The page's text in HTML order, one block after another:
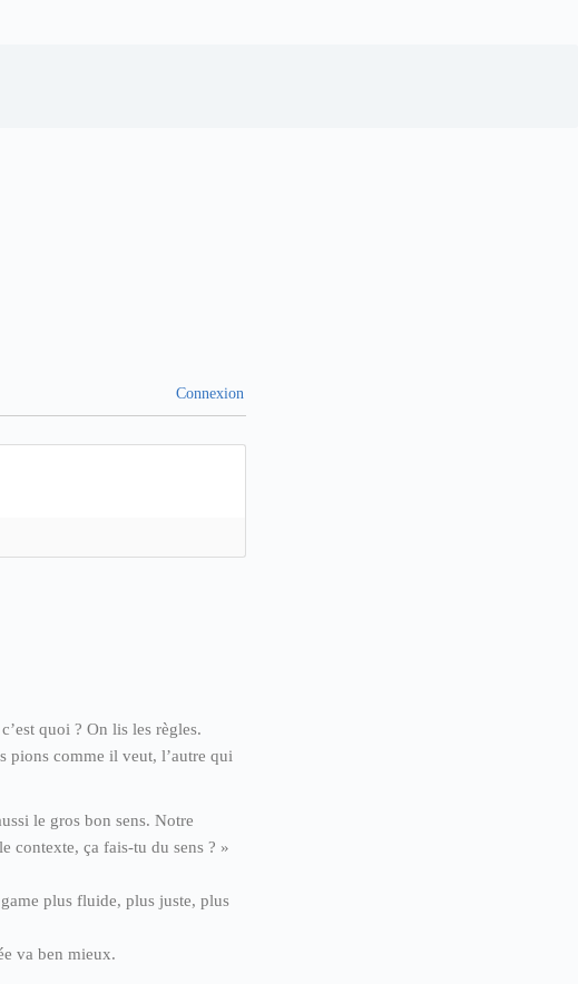
Connexion
quoi ? On lis les règles.
pions comme il veut, l’autre qui
le gros bon sens. Notre
contexte, ça fais-tu du sens ? »
plus fluide, plus juste, plus
va ben mieux.